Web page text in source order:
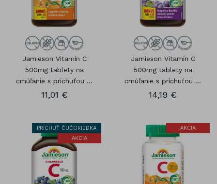
Jamieson Vitamín C
500mg tablety na
cmúľanie s príchuťou ...
11,01 €
Jamieson Vitamín C
500mg tablety na
cmúľanie s príchuťou ...
14,19 €
PRÍCHUŤ ČUČORIEDKA
AKCIA
AKCIA